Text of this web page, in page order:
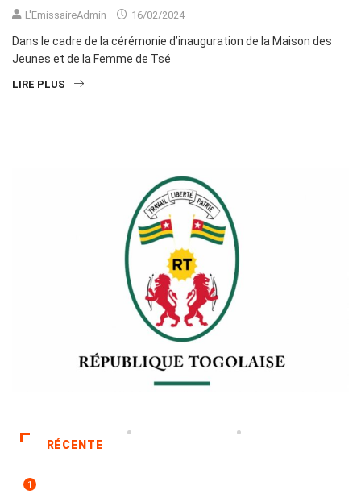
L'EmissaireAdmin 16/02/2024
Dans le cadre de la cérémonie d’inauguration de la Maison des
Jeunes et de la Femme de Tsé
LIRE PLUS
RÉCENTE
1